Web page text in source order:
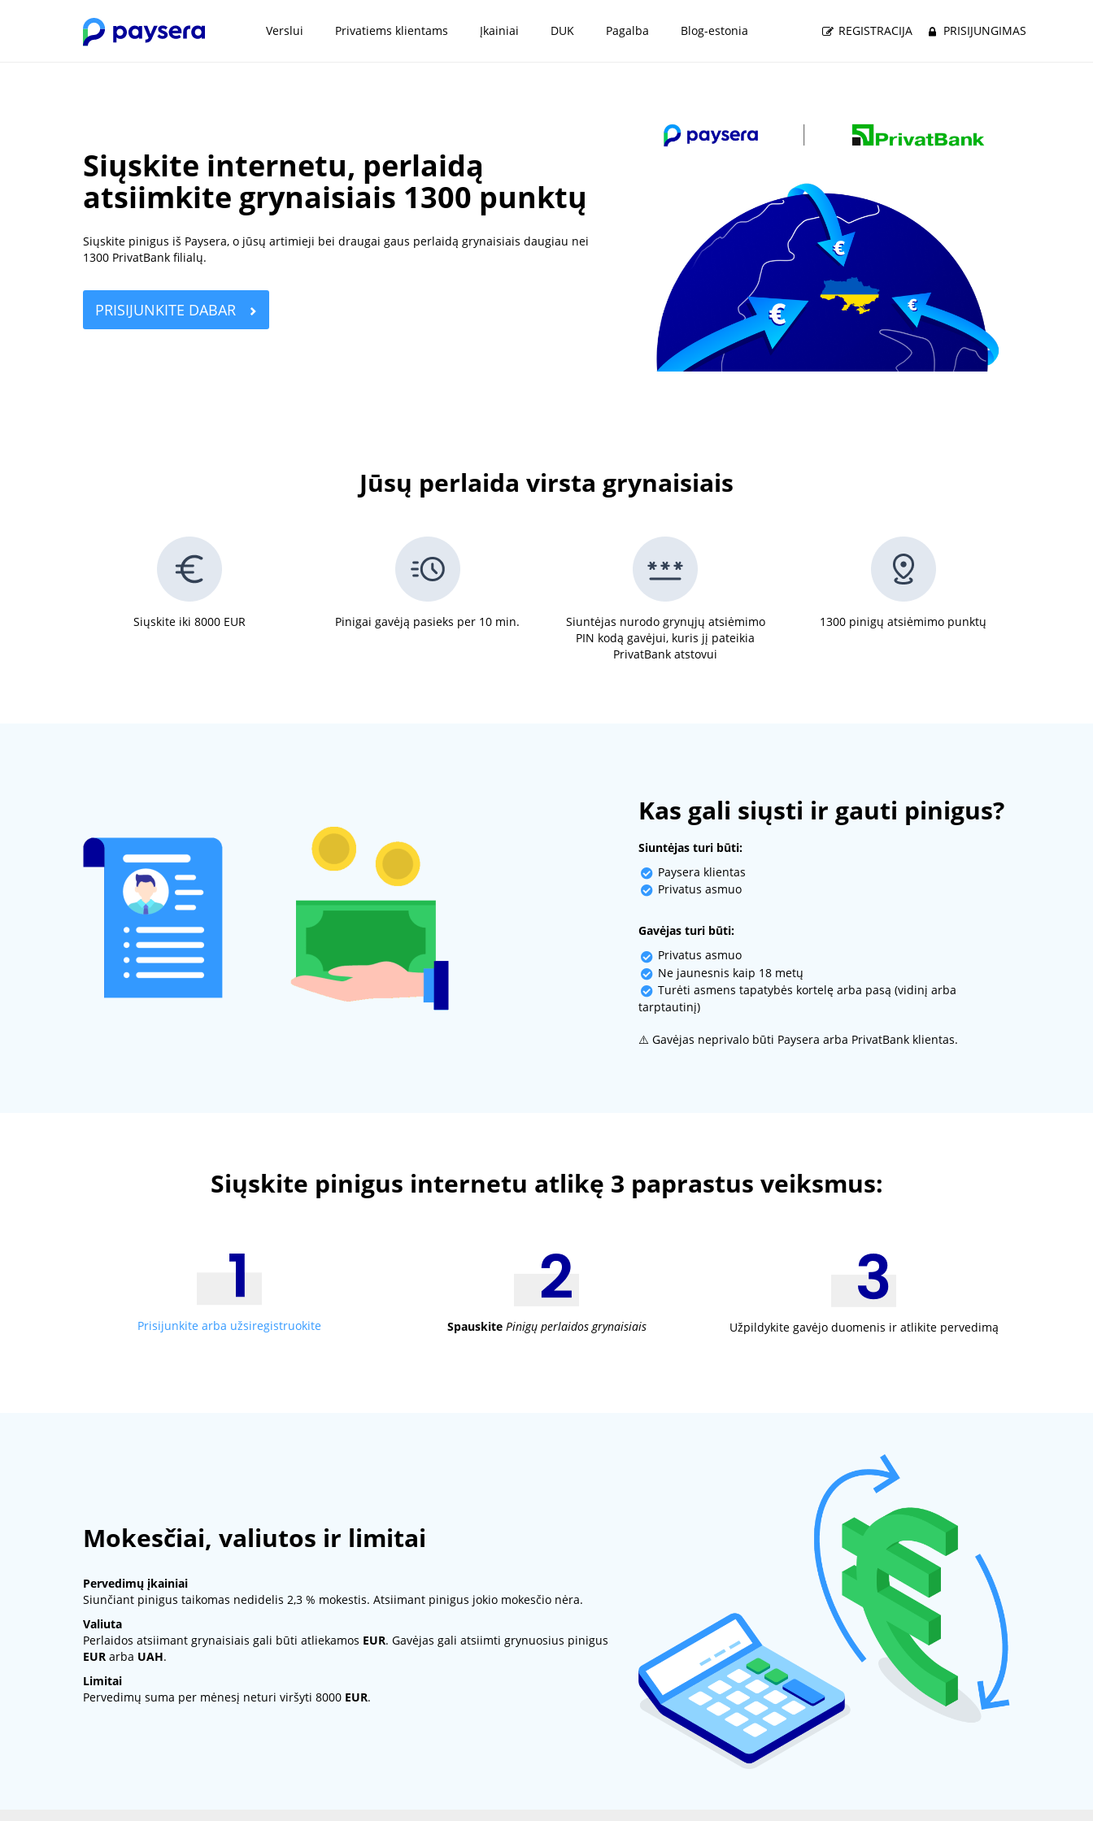
Verslui Privatiems klientams Įkainiai DUK Pagalba Blog-estonia REGISTRACIJA PRISIJUNGIMAS
Siųskite internetu, perlaidą
atsiimkite grynaisiais 1300 punktų
Siųskite pinigus iš Paysera, o jūsų artimieji bei draugai gaus perlaidą grynaisiais daugiau nei
1300 PrivatBank filialų.
PRISIJUNKITE DABAR
Jūsų perlaida virsta grynaisiais
Siųskite iki 8000 EUR Pinigai gavėją pasieks per 10 min.
Siuntėjas nurodo grynųjų atsiėmimo
PIN kodą gavėjui, kuris jį pateikia
PrivatBank atstovui
1300 pinigų atsiėmimo punktų
Kas gali siųsti ir gauti pinigus?
Siuntėjas turi būti:
Paysera klientas
Privatus asmuo
Gavėjas turi būti:
Privatus asmuo
Ne jaunesnis kaip 18 metų
Turėti asmens tapatybės kortelę arba pasą (vidinį arba
tarptautinį)
⚠️ Gavėjas neprivalo būti Paysera arba PrivatBank klientas.
Siųskite pinigus internetu atlikę 3 paprastus veiksmus:
Prisijunkite arba užsiregistruokite Spauskite Pinigų perlaidos grynaisiais Užpildykite gavėjo duomenis ir atlikite pervedimą
Mokesčiai, valiutos ir limitai
Pervedimų įkainiai
Siunčiant pinigus taikomas nedidelis 2,3 % mokestis. Atsiimant pinigus jokio mokesčio nėra.
Valiuta
Perlaidos atsiimant grynaisiais gali būti atliekamos EUR. Gavėjas gali atsiimti grynuosius pinigus
EUR arba UAH.
Limitai
Pervedimų suma per mėnesį neturi viršyti 8000 EUR.